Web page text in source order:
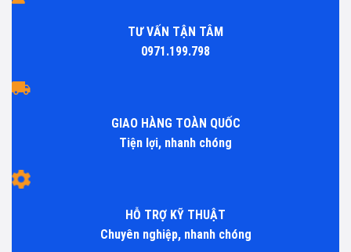
TƯ VẤN TẬN TÂM
0971.199.798
GIAO HÀNG TOÀN QUỐC
Tiện lợi, nhanh chóng
HỖ TRỢ KỸ THUẬT
Chuyên nghiệp, nhanh chóng